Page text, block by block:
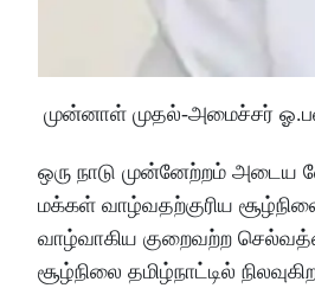
முன்னாள் முதல்-அமைச்சர்
ஒரு நாடு முன்னேற்றம் அடைய
மக்கள் வாழ்வதற்குரிய
வாழ்வாகிய குறைவற்ற
சூழ்நிலை தமிழ்நாட்டில்